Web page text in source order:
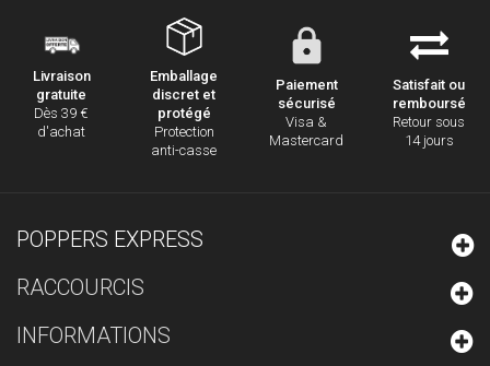
Livraison
gratuite
Dès 39 €
d'achat
Emballage
discret et
protégé
Protection
anti-casse
Paiement
sécurisé
Visa &
Mastercard
Satisfait ou
remboursé
Retour sous
14 jours
POPPERS EXPRESS
RACCOURCIS
INFORMATIONS